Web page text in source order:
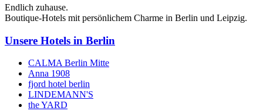
Endlich zuhause.
Boutique-Hotels mit persönlichem Charme in Berlin und Leipzig.
Unsere Hotels in Berlin
CALMA Berlin Mitte
Anna 1908
fjord hotel berlin
LINDEMANN'S
the YARD